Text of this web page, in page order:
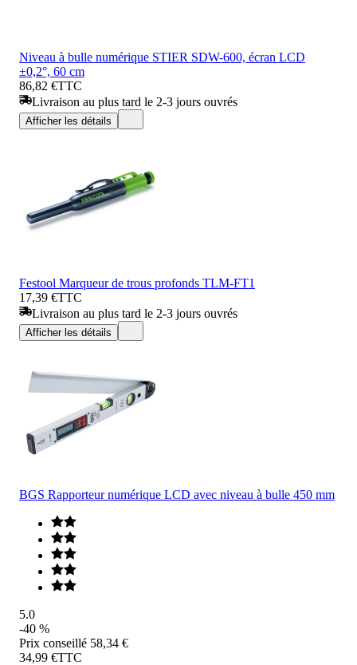
Niveau à bulle numérique STIER SDW-600, écran LCD
±0,2°, 60 cm
86,82 €TTC
Livraison au plus tard le 2-3 jours ouvrés
Afficher les détails
Festool Marqueur de trous profonds TLM-FT1
17,39 €TTC
Livraison au plus tard le 2-3 jours ouvrés
Afficher les détails
BGS Rapporteur numérique LCD avec niveau à bulle 450 mm
5.0
-40 %
Prix conseillé 58,34 €
34,99 €TTC